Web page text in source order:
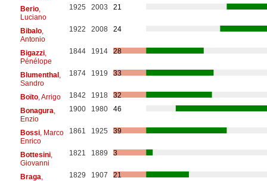
Berio,
Luciano
1925 2003 21
Bibalo,
Antonio
1922 2008 24
Bigazzi,
Pénélope
1844 1914 28
Blumenthal,
Sandro
1874 1919 33
Boïto, Arrigo 1842 1918
32
Bonagura
Enzio
1900 1980 46
Bossi, Marco
Enrico
1861 1925 39
Bottesini,
Giovanni
1821 1889 3
Braga 1829 1907 21